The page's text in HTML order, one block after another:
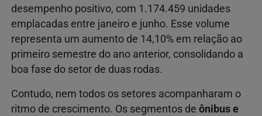
desempenho positivo, com 1.174.459 unidades
emplacadas entre janeiro e junho. Esse volume
representa um aumento de 14,10% em relação ao
primeiro semestre do ano anterior, consolidando a
boa fase do setor de duas rodas.
Contudo, nem todos os setores acompanharam o
ritmo de crescimento. Os segmentos de ônibus e